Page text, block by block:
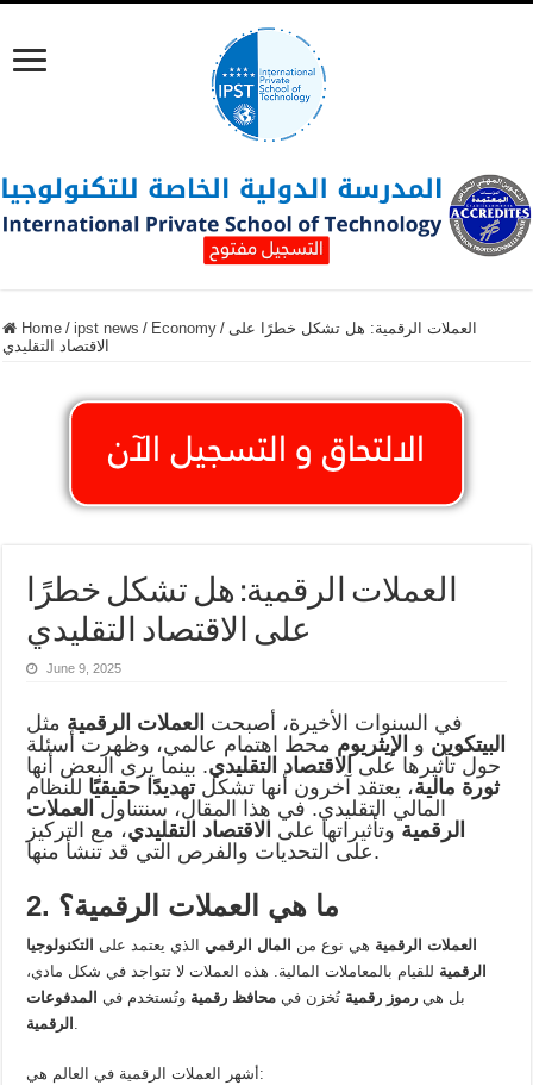
Home / ipst news / Economy / العملات الرقمية: هل تشكل خطرًا على
الاقتصاد التقليدي
العملات الرقمية: هل تشكل خطرًا
على الاقتصاد التقليدي
June 9, 2025
في السنوات الأخيرة، أصبحت العملات الرقمية مثل
البيتكوين و الإيثريوم محط اهتمام عالمي، وظهرت أسئلة
حول تأثيرها علىالاقتصاد التقليدي. بينما يرى البعض أنها
ثورة مالية، يعتقد آخرون أنها تشكلتهديدًا حقيقيًا للنظام
المالي التقليدي. في هذا المقال، سنتناول العملات
الرقمية وتأثيراتها على الاقتصاد التقليدي، مع التركيز
على التحديات والفرص التي قد تنشأ منها.
2. ما هي العملات الرقمية؟
العملات الرقمية هي نوع من المال الرقميالذي يعتمد على التكنولوجيا
الرقمية للقيام بالمعاملات المالية. هذه العملات لا تتواجد في شكل مادي،
بل هي رموز رقمية تُخزن في محافظ رقمية وتُستخدم في المدفوعات
الرقمية
أشهر العملات الرقمية في العالم هي: